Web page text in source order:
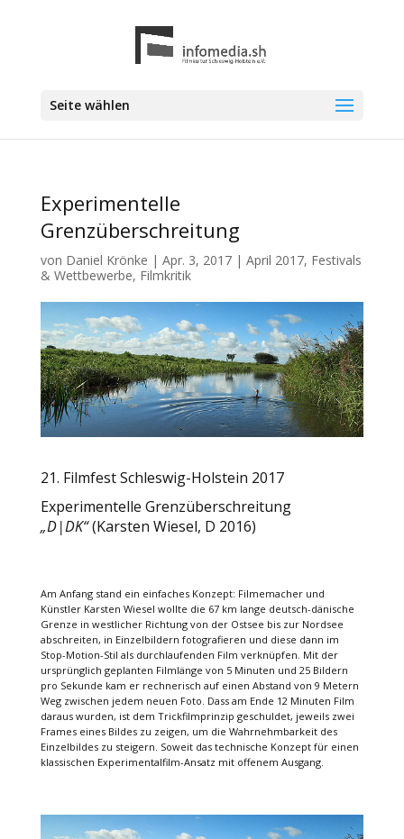
Seite wählen
Experimentelle
Grenzüberschreitung
von Daniel Krönke | Apr. 3, 2017| April 2017, Festivals
& Wettbewerbe, Filmkritik
21. Filmfest Schleswig-Holstein 2017
Experimentelle Grenzüberschreitung
„D|DK“(Karsten Wiesel, D 2016)
Am Anfang stand ein einfaches Konzept: Filmemacher und
Künstler Karsten Wiesel wollte die 67 km lange deutsch-dänische
Grenze in westlicher Richtung von der Ostsee bis zur Nordsee
abschreiten, in Einzelbildern fotografieren und diese dann im
Stop-Motion-Stil als durchlaufenden Film verknüpfen. Mit der
ursprünglich geplanten Filmlänge von 5 Minuten und 25 Bildern
pro Sekunde kam er rechnerisch auf einen Abstand von 9 Metern
Weg zwischen jedem neuen Foto. Dass am Ende 12 Minuten Film
daraus wurden, ist dem Trickfilmprinzip geschuldet, jeweils zwei
Frames eines Bildes zu zeigen, um die Wahrnehmbarkeit des
Einzelbildes zu steigern. Soweit das technische Konzept für einen
klassischen Experimentalfilm-Ansatz mit offenem Ausgang.